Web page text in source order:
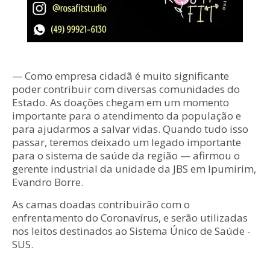
— Como empresa cidadã é muito significante
poder contribuir com diversas comunidades do
Estado. As doações chegam em um momento
importante para o atendimento da população e
para ajudarmos a salvar vidas. Quando tudo isso
passar, teremos deixado um legado importante
para o sistema de saúde da região — afirmou o
gerente industrial da unidade da JBS em Ipumirim,
Evandro Borre.
As camas doadas contribuirão com o
enfrentamento do Coronavírus, e serão utilizadas
nos leitos destinados ao Sistema Único de Saúde -
SUS.